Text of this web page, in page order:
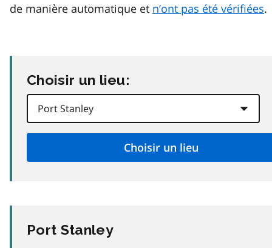
de manière automatique et n’ont pas été vérifiées.
Choisir un lieu:
Port Stanley